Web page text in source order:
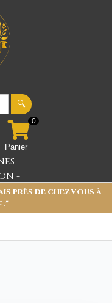
🔍
0
Panier
-
près de chez vous à